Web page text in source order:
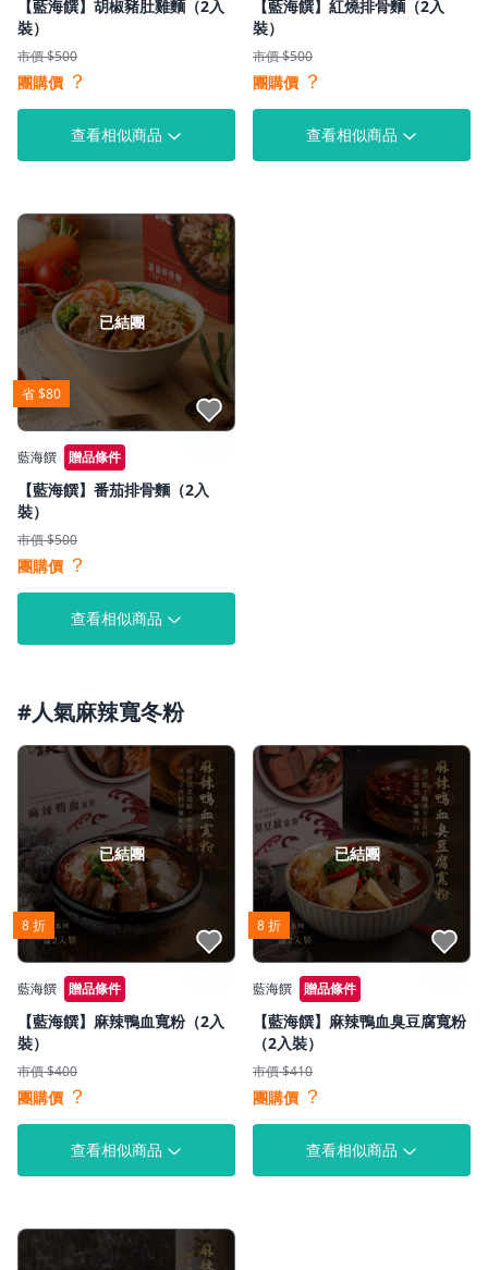
【藍海饌】胡椒豬肚雞麵（2入
裝）
市價 $500
團購價 ？
查看相似商品
【藍海饌】紅燒排骨麵（2入
裝）
市價 $500
團購價 ？
查看相似商品
省 $80
已結團
點我收藏
藍海饌 贈品條件
【藍海饌】番茄排骨麵（2入
裝）
市價 $500
團購價 ？
查看相似商品
#人氣麻辣寬冬粉
8 折
已結團
藍海饌 贈品條件
【藍海饌】麻辣鴨血寬粉（2入
裝）
市價 $400
團購價 ？
查看相似商品
8 折
已結團
藍海饌 贈品條件
【藍海饌】麻辣鴨血臭豆腐寬粉
（2入裝）
市價 $410
團購價 ？
查看相似商品